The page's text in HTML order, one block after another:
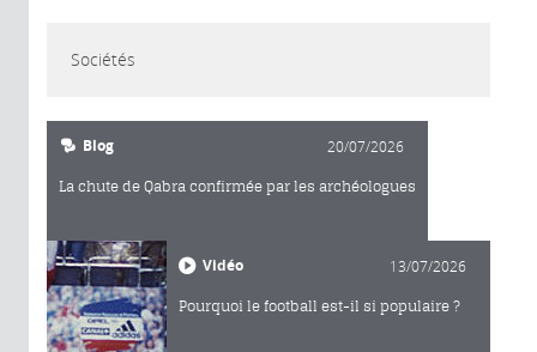
Sociétés
Blog 20/07/2026
La chute de Qabra confirmée par les archéologues
Vidéo 13/07/2026
Pourquoi le football est-il si populaire ?